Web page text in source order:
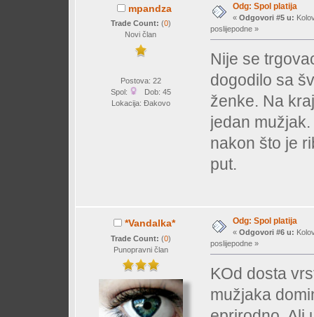
mpandza
Trade Count: (0)
Novi član
Postova: 22
Spol:
Dob: 45
Lokacija: Đakovo
Odg: Spol platija
« Odgovori #5 u:
poslijepodne »
Nije se
dogodilo sa
ženke. Na
jedan
nakon što je
put.
*Vandalka*
Trade Count: (0)
Punopravni član
Odg: Spol platija
« Odgovori #6 u:
poslijepodne »
KOd dosta
mužjaka